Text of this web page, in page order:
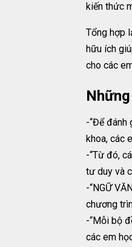
kiến thức
Tổng hợp
hữu ích
cho các
-“Để đánh
khoa, các
-“Từ đó,
tư duy và
-“NGỮ
chương
-“Mỗi bộ
các em